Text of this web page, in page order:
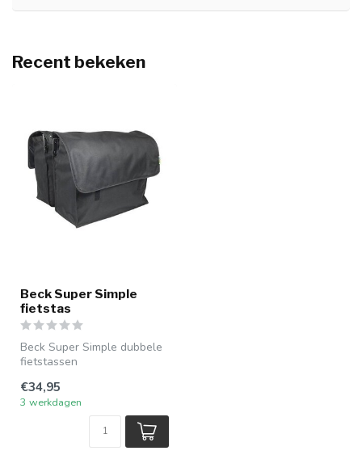
Recent bekeken
Beck Super Simple
fietstas
Beck Super Simple dubbele
fietstassen
€34,95
3 werkdagen